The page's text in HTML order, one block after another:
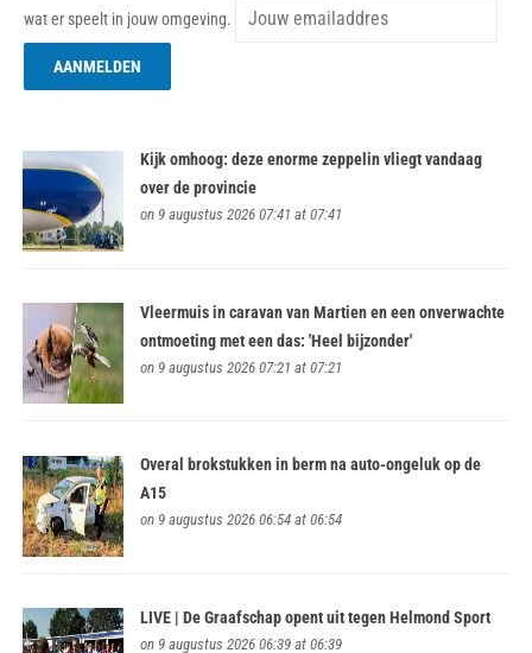
wat er speelt in jouw omgeving.
Kijk omhoog: deze enorme zeppelin vliegt vandaag
over de provincie
on 9 augustus 2026 07:41 at 07:41
Vleermuis in caravan van Martien en een onverwachte
ontmoeting met een das: 'Heel bijzonder'
on 9 augustus 2026 07:21 at 07:21
Overal brokstukken in berm na auto-ongeluk op de
A15
on 9 augustus 2026 06:54 at 06:54
LIVE | De Graafschap opent uit tegen Helmond Sport
on 9 augustus 2026 06:39 at 06:39